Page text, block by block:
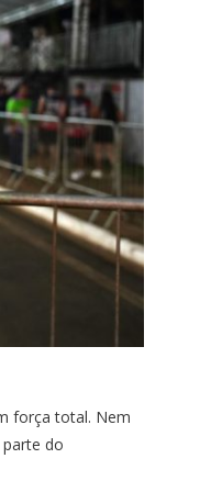
força total. Nem
do